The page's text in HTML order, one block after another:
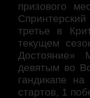
призового
третье в
текущем
девятым во
гандикапе
стартов, 1